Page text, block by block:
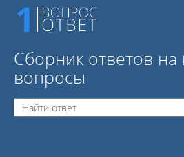
Сборник ответов
вопросы